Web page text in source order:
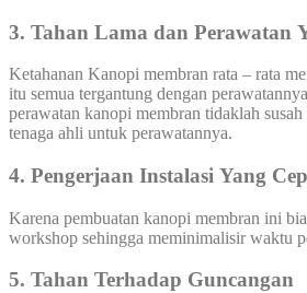
3. Tahan Lama dan Perawatan
Ketahanan Kanopi membran rata – rata
itu semua tergantung dengan
perawatan kanopi membran tidaklah
tenaga ahli untuk perawatannya.
4. Pengerjaan Instalasi Yang
Karena pembuatan kanopi membran ini
workshop sehingga meminimalisir waktu
5. Tahan Terhadap Guncangan